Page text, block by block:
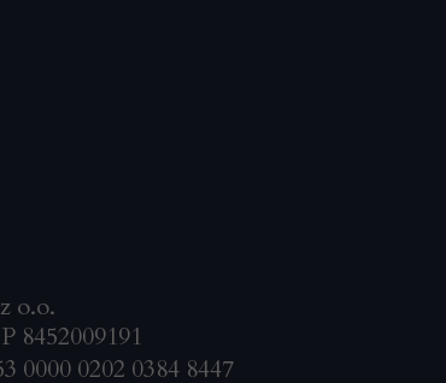
o.o.
8452009191
0000 0202 0384 8447